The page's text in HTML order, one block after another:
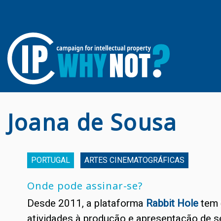
Joana de Sousa
PORTUGAL ARTES CINEMATOGRÁFICAS
Onde pode assinar-se?
Desde 2011, a plataforma Rabbit Hole tem